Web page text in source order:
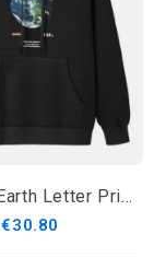
Miesten Earth Letter Print Puuvillainen Lämmin Kiristysnyörillinen Huppari
€30.80